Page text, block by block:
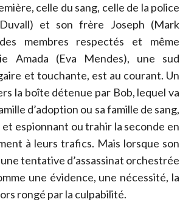
celle du sang, celle de la police
et son frère Joseph (Mark
membres respectés et même
Amada (Eva Mendes), une sud
et touchante, est au courant. Un
la boîte détenue par Bob, lequel va
d’adoption ou sa famille de sang,
espionnant ou trahir la seconde en
à leurs trafics. Mais lorsque son
tentative d’assassinat orchestrée
une évidence, une nécessité, la
rongé par la culpabilité.